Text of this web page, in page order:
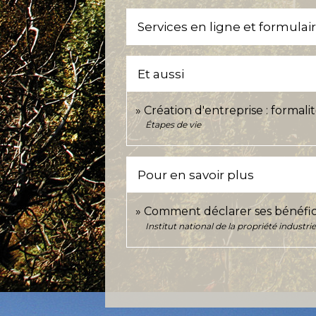
Services en ligne et
Et aussi
Création d'entreprise :
Étapes de vie
Pour en savoir plus
Comment déclarer ses
Institut national de la propriété